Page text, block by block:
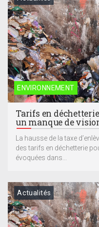
ENVIRONNEMENT
Tarifs en
un manque de
La hausse de la taxe
des tarifs en déchetterie
évoquées dans...
Actualités